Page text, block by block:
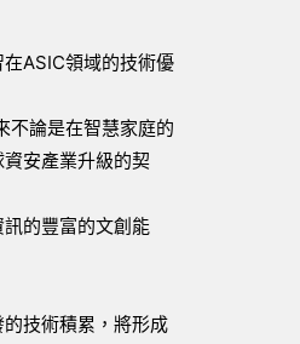
ASIC領域的技術優
不論是在智慧家庭的
安產業升級的契
的豐富的文創能
技術積累，將形成